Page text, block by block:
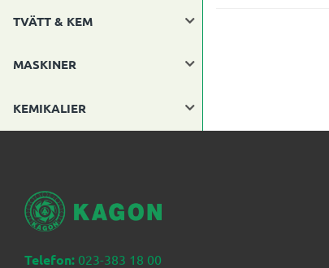
TVÄTT & KEM
MASKINER
KEMIKALIER
Telefon: 023-383 18 00